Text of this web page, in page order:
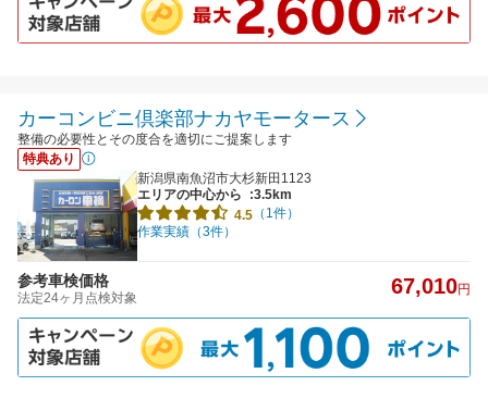
カーコンビニ倶楽部ナカヤモータース
整備の必要性とその度合を適切にご提案します
特典あり
新潟県南魚沼市大杉新田1123
エリアの中心から
:3.5km
4.5 （1件）
作業実績（3件）
参考車検価格
法定24ヶ月点検対象 67,010円